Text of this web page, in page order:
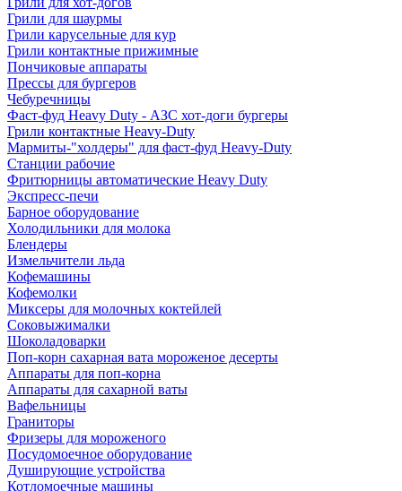
Грили для шаурмы
Грили карусельные для кур
Грили контактные прижимные
Пончиковые аппараты
Прессы для бургеров
Чебуречницы
Фаст-фуд Heavy Duty - АЗС хот-доги бургеры
Грили контактные Heavy-Duty
Мармиты-"холдеры" для фаст-фуд Heavy-Duty
Станции рабочие
Фритюрницы автоматические Heavy Duty
Экспресс-печи
Барное оборудование
Холодильники для молока
Блендеры
Измельчители льда
Кофемашины
Кофемолки
Миксеры для молочных коктейлей
Соковыжималки
Шоколадоварки
Поп-корн сахарная вата мороженое десерты
Аппараты для поп-корна
Аппараты для сахарной ваты
Вафельницы
Граниторы
Фризеры для мороженого
Посудомоечное оборудование
Душирующие устройства
Котломоечные машины